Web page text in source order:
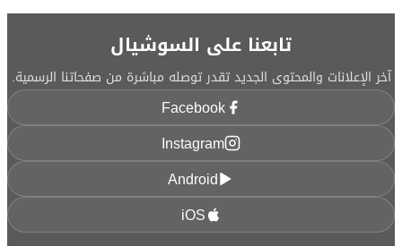
تابعنا على السوشيال
آخر الإعلانات والمحتوى الجديد تقدر توصله مباشرة من صفحاتنا الرسمية.
Facebook
Instagram
Android
iOS